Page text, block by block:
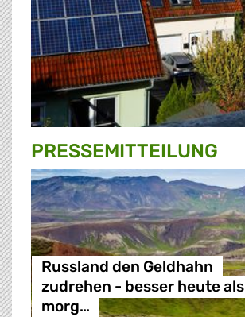
PRESSE­MITTEILUNG
Russland den Geldhahn
zudrehen - besser heute als
morg…